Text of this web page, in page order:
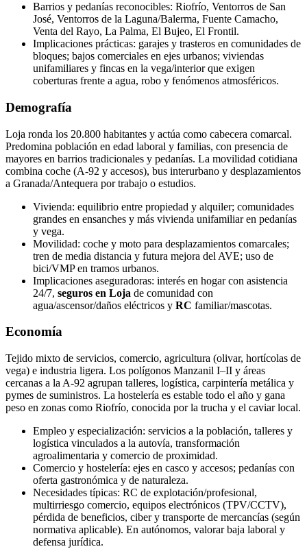
Barrios y pedanías reconocibles: Riofrío, Ventorros de San
José, Ventorros de la Laguna/Balerma, Fuente Camacho,
Venta del Rayo, La Palma, El Bujeo, El Frontil.
Implicaciones prácticas: garajes y trasteros en comunidades de
bloques; bajos comerciales en ejes urbanos; viviendas
unifamiliares y fincas en la vega/interior que exigen
coberturas frente a agua, robo y fenómenos atmosféricos.
Demografía
Loja ronda los 20.800 habitantes y actúa como cabecera comarcal.
Predomina población en edad laboral y familias, con presencia de
mayores en barrios tradicionales y pedanías. La movilidad cotidiana
combina coche (A‑92 y accesos), bus interurbano y desplazamientos
a Granada/Antequera por trabajo o estudios.
Vivienda: equilibrio entre propiedad y alquiler; comunidades
grandes en ensanches y más vivienda unifamiliar en pedanías
y vega.
Movilidad: coche y moto para desplazamientos comarcales;
tren de media distancia y futura mejora del AVE; uso de
bici/VMP en tramos urbanos.
Implicaciones aseguradoras: interés en hogar con asistencia
24/7, seguros en Loja de comunidad con
agua/ascensor/daños eléctricos y RC familiar/mascotas.
Economía
Tejido mixto de servicios, comercio, agricultura (olivar, hortícolas de
vega) e industria ligera. Los polígonos Manzanil I–II y áreas
cercanas a la A‑92 agrupan talleres, logística, carpintería metálica y
pymes de suministros. La hostelería es estable todo el año y gana
peso en zonas como Riofrío, conocida por la trucha y el caviar local.
Empleo y especialización: servicios a la población, talleres y
logística vinculados a la autovía, transformación
agroalimentaria y comercio de proximidad.
Comercio y hostelería: ejes en casco y accesos; pedanías con
oferta gastronómica y de naturaleza.
Necesidades típicas: RC de explotación/profesional,
multirriesgo comercio, equipos electrónicos (TPV/CCTV),
pérdida de beneficios, ciber y transporte de mercancías (según
normativa aplicable). En autónomos, valorar baja laboral y
defensa jurídica.